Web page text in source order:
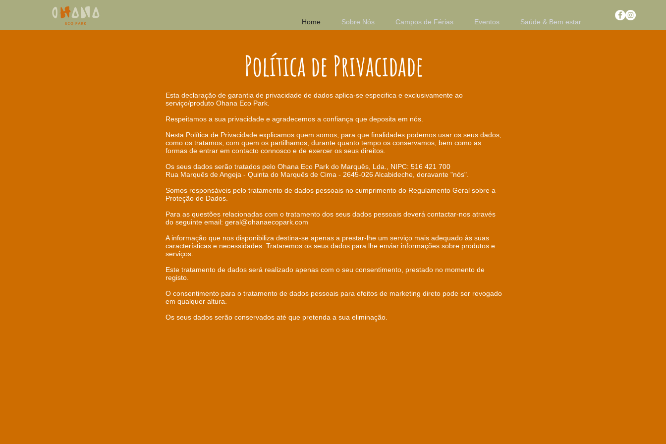
Home Sobre Nós Campos de Férias Eventos Saúde & Bem estar
Política de Privacidade
Esta declaração de garantia de privacidade de dados aplica-se especifica e exclusivamente ao
serviço/produto Ohana Eco Park.
Respeitamos a sua privacidade e agradecemos a confiança que deposita em nós.
Nesta Política de Privacidade explicamos quem somos, para que finalidades podemos usar os seus dados,
como os tratamos, com quem os partilhamos, durante quanto tempo os conservamos, bem como as
formas de entrar em contacto connosco e de exercer os seus direitos.
Os seus dados serão tratados pelo Ohana Eco Park do Marquês, Lda., NIPC: 516 421 700
Rua Marquês de Angeja - Quinta do Marquês de Cima - 2645-026 Alcabideche, doravante "nós".
Somos responsáveis pelo tratamento de dados pessoais no cumprimento do Regulamento Geral sobre a
Proteção de Dados.
Para as questões relacionadas com o tratamento dos seus dados pessoais deverá contactar-nos através
do seguinte email: geral@ohanaecopark.com
A informação que nos disponibiliza destina-se apenas a prestar-lhe um serviço mais adequado às suas
características e necessidades. Trataremos os seus dados para lhe enviar informações sobre produtos e
serviços.
Este tratamento de dados será realizado apenas com o seu consentimento, prestado no momento de
registo.
O consentimento para o tratamento de dados pessoais para efeitos de marketing direto pode ser revogado
em qualquer altura.
Os seus dados serão conservados até que pretenda a sua eliminação.